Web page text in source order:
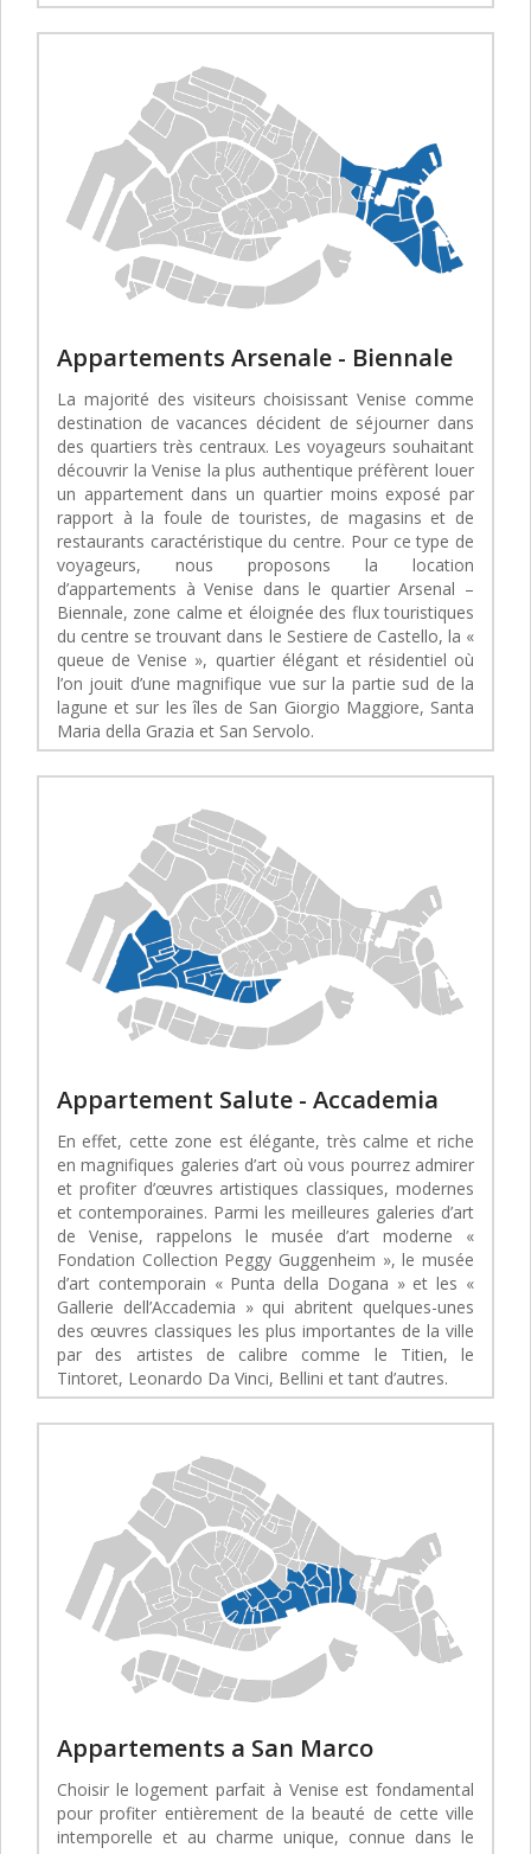
Appartements Arsenale - Biennale
La majorité des visiteurs choisissant Venise comme
destination de vacances décident de séjourner dans
des quartiers très centraux. Les voyageurs souhaitant
découvrir la Venise la plus authentique préfèrent louer
un appartement dans un quartier moins exposé par
rapport à la foule de touristes, de magasins et de
restaurants caractéristique du centre. Pour ce type de
voyageurs, nous proposons la location
d’appartements à Venise dans le quartier Arsenal –
Biennale, zone calme et éloignée des flux touristiques
du centre se trouvant dans le Sestiere de Castello, la «
queue de Venise », quartier élégant et résidentiel où
l’on jouit d’une magnifique vue sur la partie sud de la
lagune et sur les îles de San Giorgio Maggiore, Santa
Maria della Grazia et San Servolo.
Appartement Salute - Accademia
En effet, cette zone est élégante, très calme et riche
en magnifiques galeries d’art où vous pourrez admirer
et profiter d’œuvres artistiques classiques, modernes
et contemporaines. Parmi les meilleures galeries d’art
de Venise, rappelons le musée d’art moderne «
Fondation Collection Peggy Guggenheim », le musée
d’art contemporain « Punta della Dogana » et les «
Gallerie dell’Accademia » qui abritent quelques-unes
des œuvres classiques les plus importantes de la ville
par des artistes de calibre comme le Titien, le
Tintoret, Leonardo Da Vinci, Bellini et tant d’autres.
Appartements a San Marco
Choisir le logement parfait à Venise est fondamental
pour profiter entièrement de la beauté de cette ville
intemporelle et au charme unique, connue dans le